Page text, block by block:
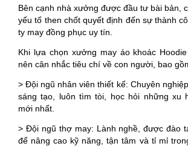
Bên cạnh nhà xưởng được đầu tư bài bản,
yếu tố then chốt quyết định đến sự thành
ty may đồng phục uy tín.
Khi lựa chọn xưởng may áo khoác
nên cân nhắc tiêu chí về con người, bao
> Đội ngũ nhân viên thiết kế: Chuyên
sáng tạo, luôn tìm tòi, học hỏi những xu
mới nhất.
> Đội ngũ thợ may: Lành nghề, được đào
để nâng cao kỹ năng, tận tâm và tỉ mỉ